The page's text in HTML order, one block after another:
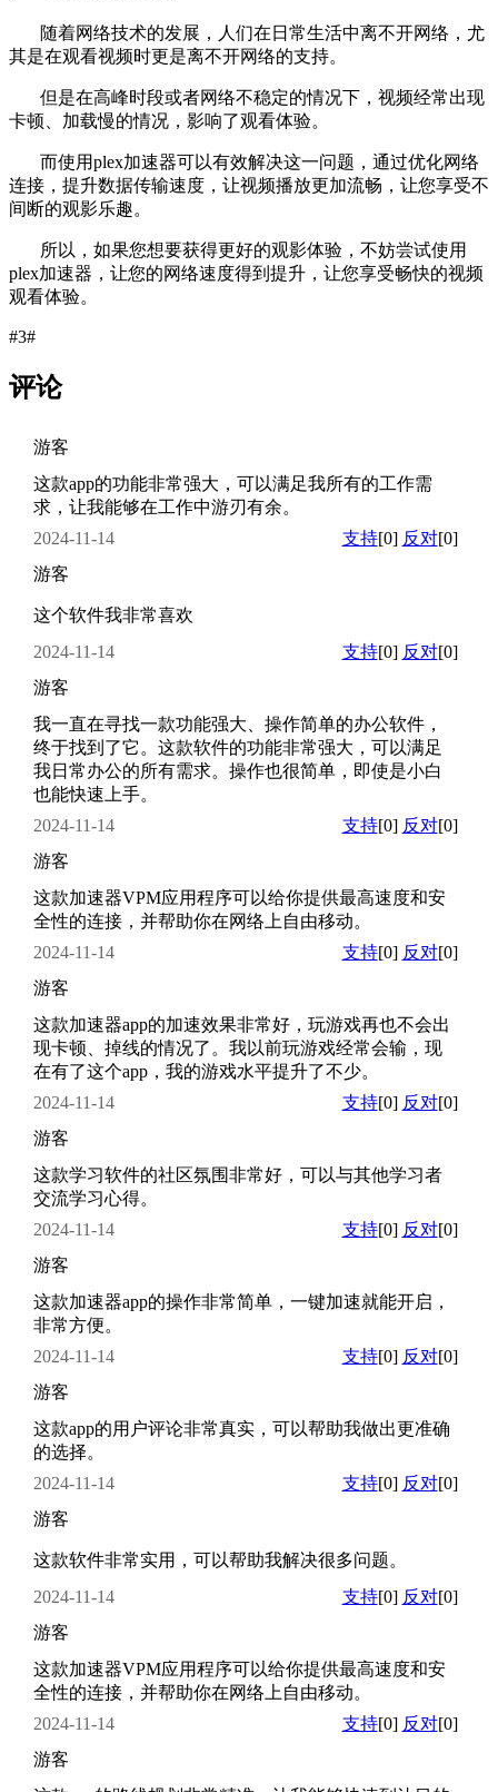
随着网络技术的发展，人们在日常生活中离不开网络，尤
其是在观看视频时更是离不开网络的支持。
但是在高峰时段或者网络不稳定的情况下，视频经常出现
卡顿、加载慢的情况，影响了观看体验。
而使用plex加速器可以有效解决这一问题，通过优化网络
连接，提升数据传输速度，让视频播放更加流畅，让您享受不
间断的观影乐趣。
所以，如果您想要获得更好的观影体验，不妨尝试使用
plex加速器，让您的网络速度得到提升，让您享受畅快的视频
观看体验。
#3#
评论
游客
这款app的功能非常强大，可以满足我所有的工作需
求，让我能够在工作中游刃有余。
2024-11-14
支持[0] 反对[0]
游客
这个软件我非常喜欢
2024-11-14
支持[0] 反对[0]
游客
我一直在寻找一款功能强大、操作简单的办公软件，
终于找到了它。这款软件的功能非常强大，可以满足
我日常办公的所有需求。操作也很简单，即使是小白
也能快速上手。
2024-11-14
支持[0] 反对[0]
游客
这款加速器VPM应用程序可以给你提供最高速度和安
全性的连接，并帮助你在网络上自由移动。
2024-11-14
支持[0] 反对[0]
游客
这款加速器app的加速效果非常好，玩游戏再也不会出
现卡顿、掉线的情况了。我以前玩游戏经常会输，现
在有了这个app，我的游戏水平提升了不少。
2024-11-14
支持[0] 反对[0]
游客
这款学习软件的社区氛围非常好，可以与其他学习者
交流学习心得。
2024-11-14
支持[0] 反对[0]
游客
这款加速器app的操作非常简单，一键加速就能开启，
非常方便。
2024-11-14
支持[0] 反对[0]
游客
这款app的用户评论非常真实，可以帮助我做出更准确
的选择。
2024-11-14
支持[0] 反对[0]
游客
这款软件非常实用，可以帮助我解决很多问题。
2024-11-14
支持[0] 反对[0]
游客
这款加速器VPM应用程序可以给你提供最高速度和安
全性的连接，并帮助你在网络上自由移动。
2024-11-14
支持[0] 反对[0]
游客